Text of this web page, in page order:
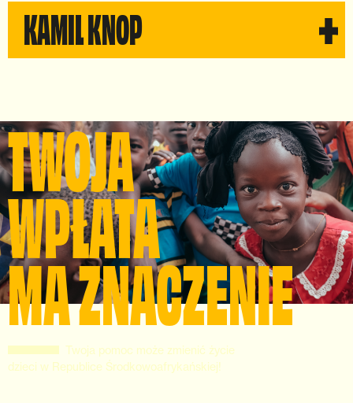
Wsparcie
KAMIL KNOP
TWOJA
WPŁATA
MA ZNACZENIE
Twoja pomoc może zmienić życie
dzieci w Republice Środkowoafrykańskiej!